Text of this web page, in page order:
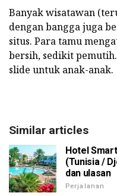
Banyak wisatawan
dengan bangga juga
situs. Para tamu
bersih, sedikit
slide untuk anak-anak.
Similar articles
Hotel
(Tunisia /
dan ulasan
Perjalanan